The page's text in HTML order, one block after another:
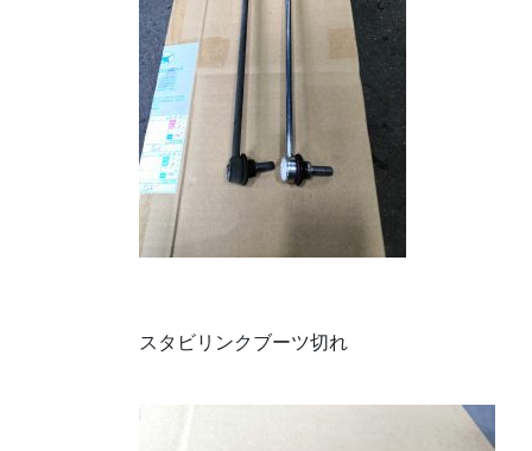
スタビリンクブーツ切れ